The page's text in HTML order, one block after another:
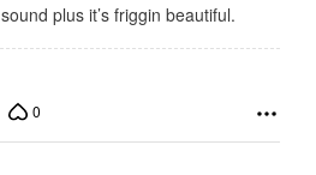
414. Great sound plus it’s friggin beautiful.
0